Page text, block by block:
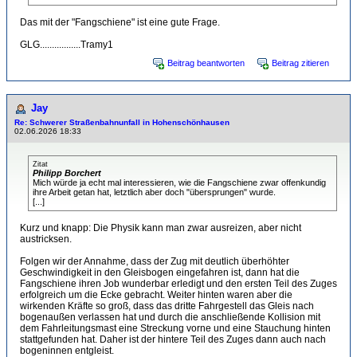
Das mit der "Fangschiene" ist eine gute Frage.
GLG.................Tramy1
Beitrag beantworten Beitrag zitieren
Jay
Re: Schwerer Straßenbahnunfall in Hohenschönhausen
02.06.2026 18:33
Zitat
Philipp Borchert
Mich würde ja echt mal interessieren, wie die Fangschiene zwar offenkundig
ihre Arbeit getan hat, letztlich aber doch "übersprungen" wurde.
[...]
Kurz und knapp: Die Physik kann man zwar ausreizen, aber nicht
austricksen.
Folgen wir der Annahme, dass der Zug mit deutlich überhöhter
Geschwindigkeit in den Gleisbogen eingefahren ist, dann hat die
Fangschiene ihren Job wunderbar erledigt und den ersten Teil des Zuges
erfolgreich um die Ecke gebracht. Weiter hinten waren aber die
wirkenden Kräfte so groß, dass das dritte Fahrgestell das Gleis nach
bogenaußen verlassen hat und durch die anschließende Kollision mit
dem Fahrleitungsmast eine Streckung vorne und eine Stauchung hinten
stattgefunden hat. Daher ist der hintere Teil des Zuges dann auch nach
bogeninnen entgleist.